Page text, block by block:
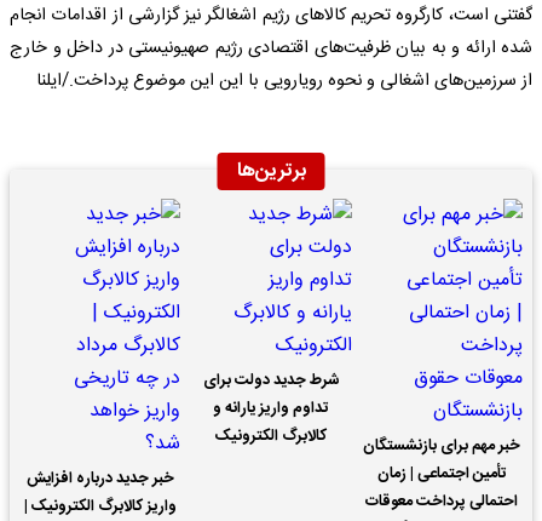
گفتنی است، کارگروه تحریم کالاهای رژیم اشغالگر نیز گزارشی از اقدامات انجام
شده ارائه و به بیان ظرفیت‌های اقتصادی رژیم صهیونیستی در داخل و خارج
از سرزمین‌های اشغالی و نحوه رویارویی با این این موضوع پرداخت./ایلنا
برترین‌ها
خبر مهم برای بازنشستگان
تأمین اجتماعی | زمان
احتمالی پرداخت معوقات
شرط جدید دولت برای
تداوم واریز یارانه و
کالابرگ الکترونیک
خبر جدید درباره افزایش
واریز کالابرگ الکترونیک |